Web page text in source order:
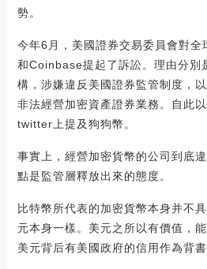
勢。
今年6月，美國證券交易委員會對全
和Coinbase提起了訴訟。理由分別
構，涉嫌違反美國證券監管制度，
非法經營加密資產證券業務。自此
twitter上提及狗狗幣。
事實上，經營加密貨幣的公司到底
點是監管層釋放出來的態度。
比特幣所代表的加密貨幣本身并不
元本身一樣。美元之所以有價值，
美元背后有美國政府的信用作為背